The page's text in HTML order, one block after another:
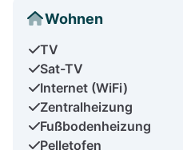
Wohnen
TV
Sat-TV
Internet (WiFi)
Zentralheizung
Fußbodenheizung
Pelletofen